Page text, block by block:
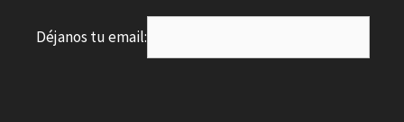
Déjanos tu email: